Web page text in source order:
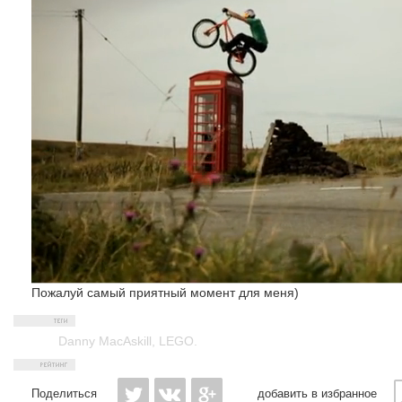
Пожалуй самый приятный момент для меня)
Danny MacAskill LEGO.
Поделиться добавить в избранное